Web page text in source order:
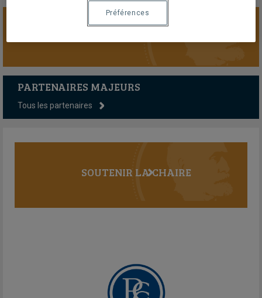
PARTENAIRES MAJEURS
Tous les partenaires
SOUTENIR LA CHAIRE
Préférences